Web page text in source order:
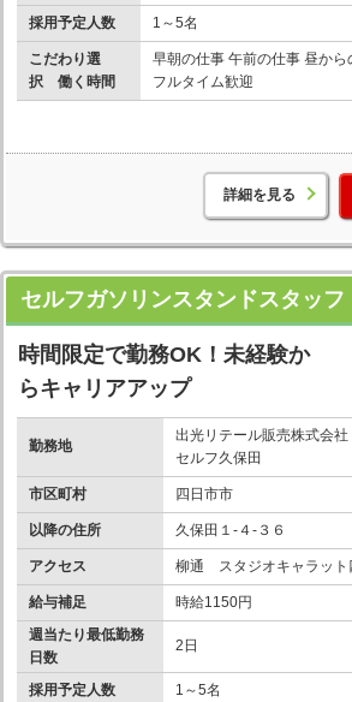
採用予定人数 1～5名
こだわり選
択 働く時間
早朝の仕事 午前の仕事 昼か
フルタイム歓迎
詳細を見る
セルフガソリンスタンドスタッフ
時間限定で勤務OK！未経験か
らキャリアアップ
勤務地
出光リテール販売株式会
セルフ久保田
市区町村 四日市市
以降の住所 久保田１-４-３６
アクセス 柳通 スタジオキャラット
給与補足
時給1150円
週当たり最低勤務
日数
2日
採用予定人数 1～5名